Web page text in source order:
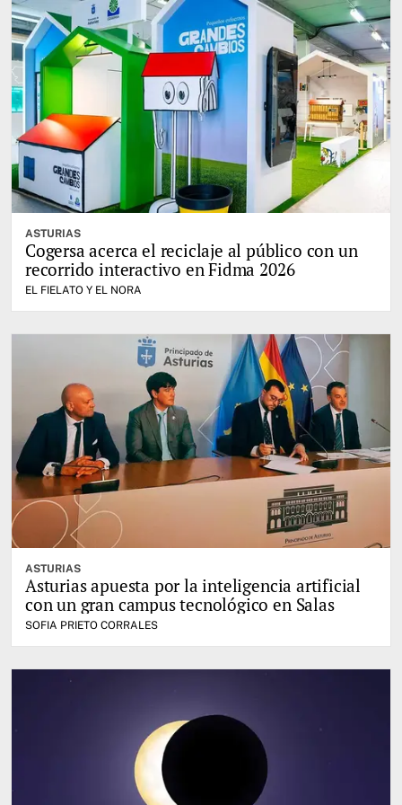
ASTURIAS
Cogersa acerca el reciclaje al público con un
recorrido interactivo en Fidma 2026
EL FIELATO Y EL NORA
ASTURIAS
Asturias apuesta por la inteligencia artificial
con un gran campus tecnológico en Salas
SOFIA PRIETO CORRALES